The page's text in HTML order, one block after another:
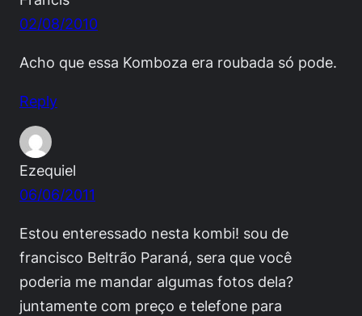
02/08/2010
Acho que essa Komboza era roubada só pode.
Reply
Ezequiel
06/06/2011
Estou enteressado nesta kombi! sou de
francisco Beltrão Paraná, sera que você
poderia me mandar algumas fotos dela?
juntamente com preço e telefone para